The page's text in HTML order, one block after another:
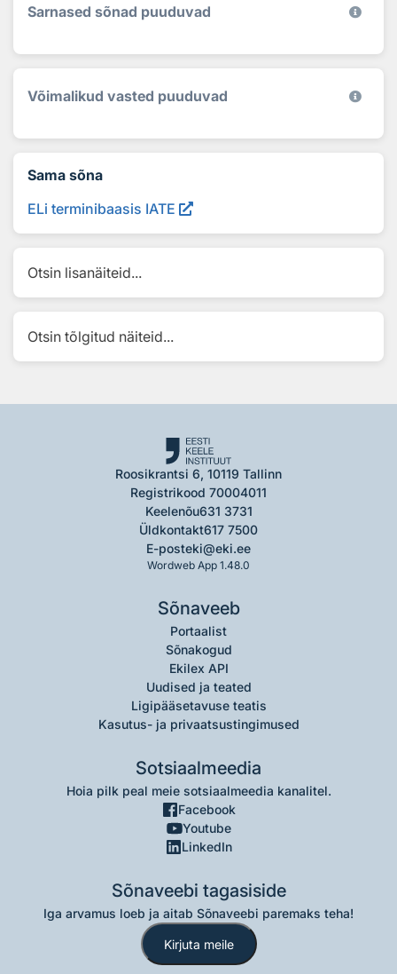
Sarnased sõnad puuduvad
Võimalikud vasted puuduvad
Sama sõna
ELi terminibaasis IATE
Otsin lisanäiteid...
Otsin tõlgitud näiteid...
Roosikrantsi 6, 10119 Tallinn
Registrikood 70004011
Keelenõu631 3731
Üldkontakt617 7500
E-posteki@eki.ee
Wordweb App 1.48.0
Sõnaveeb
Portaalist
Sõnakogud
Ekilex API
Uudised ja teated
Ligipääsetavuse teatis
Kasutus- ja privaatsustingimused
Sotsiaalmeedia
Hoia pilk peal meie sotsiaalmeedia kanalitel.
Facebook
Youtube
LinkedIn
Sõnaveebi tagasiside
Iga arvamus loeb ja aitab Sõnaveebi paremaks teha!
Kirjuta meile